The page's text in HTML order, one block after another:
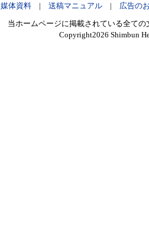
媒体資料| 送稿マニュアル| 広告の
当ホームページに掲載されている全て
Copyright2026 Shimbun